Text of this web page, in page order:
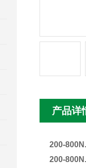
产品详
200-
200-